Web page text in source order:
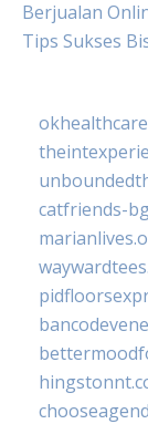
Berjualan
Tips Sukses
catfriends-